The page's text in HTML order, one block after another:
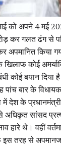
को अपने 4 मई
कर गलत ढंग से
अपमानित किया
कोई
कोई बयान
पांच बार के
देश के प्रधानमंत्री
अधिकृत सांसद
हारे थे। वहीं
तरह से